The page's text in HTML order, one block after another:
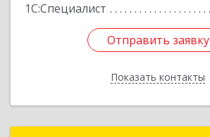
1С:Специалист
Отправить заявку
Показать контакты
Отправить заявку
Назад